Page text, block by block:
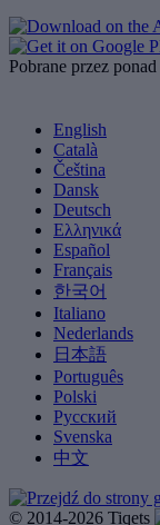
Pobrane przez ponad
English
Català
Čeština
Dansk
Deutsch
Ελληνικά
Español
Français
한국어
Italiano
Nederlands
日本語
Português
Polski
Русский
Svenska
中文
© 2014-2026 Tiqets